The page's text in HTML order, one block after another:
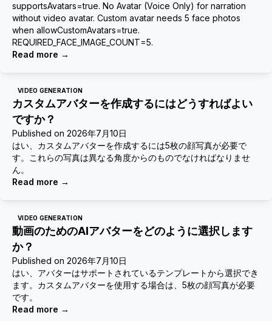
supportsAvatars=true. No Avatar (Voice Only) for narration
without video avatar. Custom avatar needs 5 face photos
when allowCustomAvatars=true.
REQUIRED_FACE_IMAGE_COUNT=5.
Read more →
VIDEO GENERATION
カスタムアバターを作成するにはどうすればよい
ですか？
Published on 2026年7月10日
はい、カスタムアバターを作成するには5枚の顔写真が必要で
す。これらの写真は異なる角度からのものでなければなりませ
ん。
Read more →
VIDEO GENERATION
動画のためのAIアバターをどのように選択します
か？
Published on 2026年7月10日
はい、アバターはサポートされているテンプレートから選択でき
ます。カスタムアバターを使用する場合は、5枚の顔写真が必要
です。
Read more →